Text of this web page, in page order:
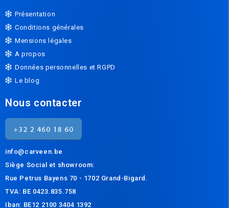
Présentation
Conditions générales
Mensions légales
A propos
Données personnelles et RGPD
Le blog
Nous contacter
info@carveen.be
Siège Social et showroom:
Rue Petrus Bayens 70 - 1702 Grand-Bigard.
TVA: BE 0423.835.758
Iban: BE12 2100 3404 1392